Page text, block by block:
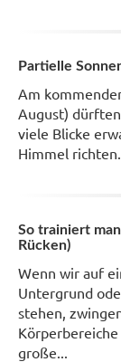
Partielle
Am
August)
viele Blicke
Himmel
So trainiert
Rücken)
Wenn wir auf
Untergrund
stehen,
große...